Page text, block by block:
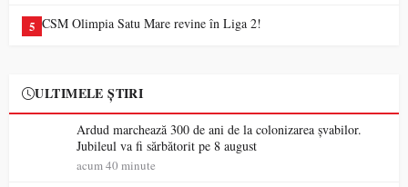
5 CSM Olimpia Satu Mare revine în Liga 2!
ULTIMELE ȘTIRI
Ardud marchează 300 de ani de la colonizarea șvabilor.
Jubileul va fi sărbătorit pe 8 august
acum 40 minute